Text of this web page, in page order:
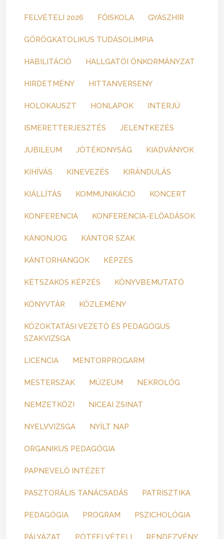
FELVÉTELI 2026 FŐISKOLA GYÁSZHÍR
GÖRÖGKATOLIKUS TUDÁSOLIMPIA
HABILITÁCIÓ HALLGATÓI ÖNKORMÁNYZAT
HIRDETMÉNY HITTANVERSENY
HOLOKAUSZT HONLAPOK INTERJÚ
ISMERETTERJESZTÉS JELENTKEZÉS
JUBILEUM JÓTÉKONYSÁG KIADVÁNYOK
KIHÍVÁS KINEVEZÉS KIRÁNDULÁS
KIÁLLÍTÁS KOMMUNIKÁCIÓ KONCERT
KONFERENCIA KONFERENCIA-ELŐADÁSOK
KÁNONJOG KÁNTOR SZAK
KÁNTORHANGOK KÉPZÉS
KÉTSZAKOS KÉPZÉS KÖNYVBEMUTATÓ
KÖNYVTÁR KÖZLEMÉNY
KÖZOKTATÁSI VEZETŐ ÉS PEDAGÓGUS
SZAKVIZSGA
LICENCIA MENTORPROGARM
MESTERSZAK MÚZEUM NEKROLÓG
NEMZETKÖZI NICEAI ZSINAT
NYELVVIZSGA NYÍLT NAP
ORGANIKUS PEDAGÓGIA
PAPNEVELŐ INTÉZET
PASZTORÁLIS TANÁCSADÁS PATRISZTIKA
PEDAGÓGIA PROGRAM PSZICHOLÓGIA
PÁLYÁZAT PÓTFELVÉTELI RENDEZVÉNY